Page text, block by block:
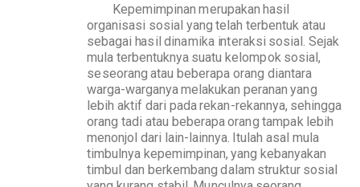
Kepemimpinan merupakan hasil
organisasi sosial yang telah terbentuk atau
sebagai hasil dinamika interaksi sosial. Sejak
mula terbentuknya suatu kelompok sosial,
seseorang atau beberapa orang diantara
warga-warganyamelakukan peranan yang
lebih aktif dari padarekan-rekannya, sehingga
orang tadi atau beberapaorang tampak lebih
menonjol dari lain-lainnya. Itulah asal mula
timbulnya kepemimpinan, yang kebanyakan
timbul dan berkembang dalam struktur sosial